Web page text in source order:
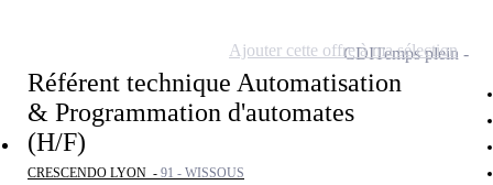
Référent technique Automatisation
& Programmation d'automates
(H/F)
CRESCENDO LYON - 91 - WISSOUS
CDITemps plein
Ajouter cette offre à ma sélection